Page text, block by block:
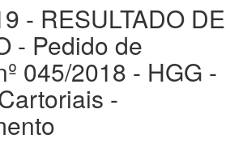
- RESULTADO DE
- Pedido de
045/2018 - HGG -
-